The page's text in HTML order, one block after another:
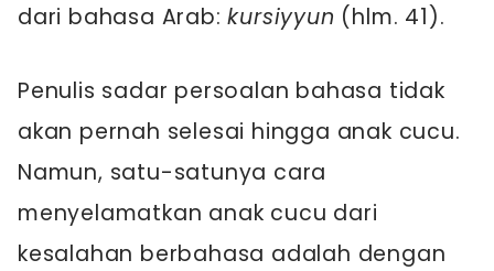
dari bahasa Arab:kursiyyun (hlm. 41).
Penulis sadar persoalan bahasa tidak
akan pernah selesai hingga anak cucu.
Namun, satu-satunya cara
menyelamatkan anak cucu dari
kesalahan berbahasa adalah dengan